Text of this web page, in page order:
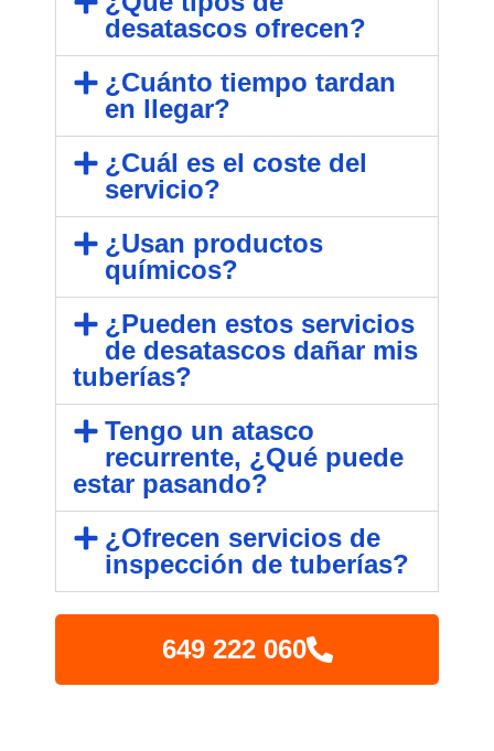
desatascos ofrecen?
¿Cuánto tiempo tardan
en llegar?
¿Cuál es el coste del
servicio?
¿Usan productos
químicos?
¿Pueden estos servicios
de desatascos dañar mis
tuberías?
Tengo un atasco
recurrente, ¿Qué puede
estar pasando?
¿Ofrecen servicios de
inspección de tuberías?
649 222 060